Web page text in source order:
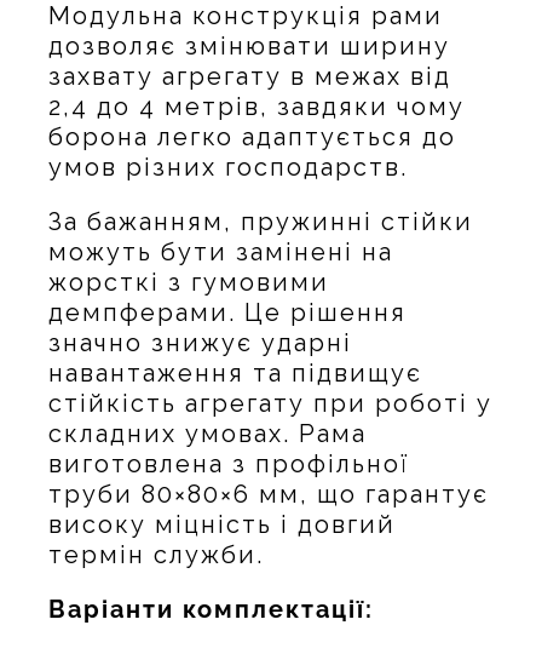
Модульна конструкція рами
дозволяє змінювати ширину
захвату агрегату в межах від
2,4 до 4 метрів, завдяки чому
борона легко адаптується до
умов різних господарств.
За бажанням, пружинні стійки
можуть бути замінені на
жорсткі з гумовими
демпферами. Це рішення
значно знижує ударні
навантаження та підвищує
стійкість агрегату при роботі у
складних умовах. Рама
виготовлена з профільної
труби 80×80×6 мм, що гарантує
високу міцність і довгий
термін служби.
Варіанти комплектації: